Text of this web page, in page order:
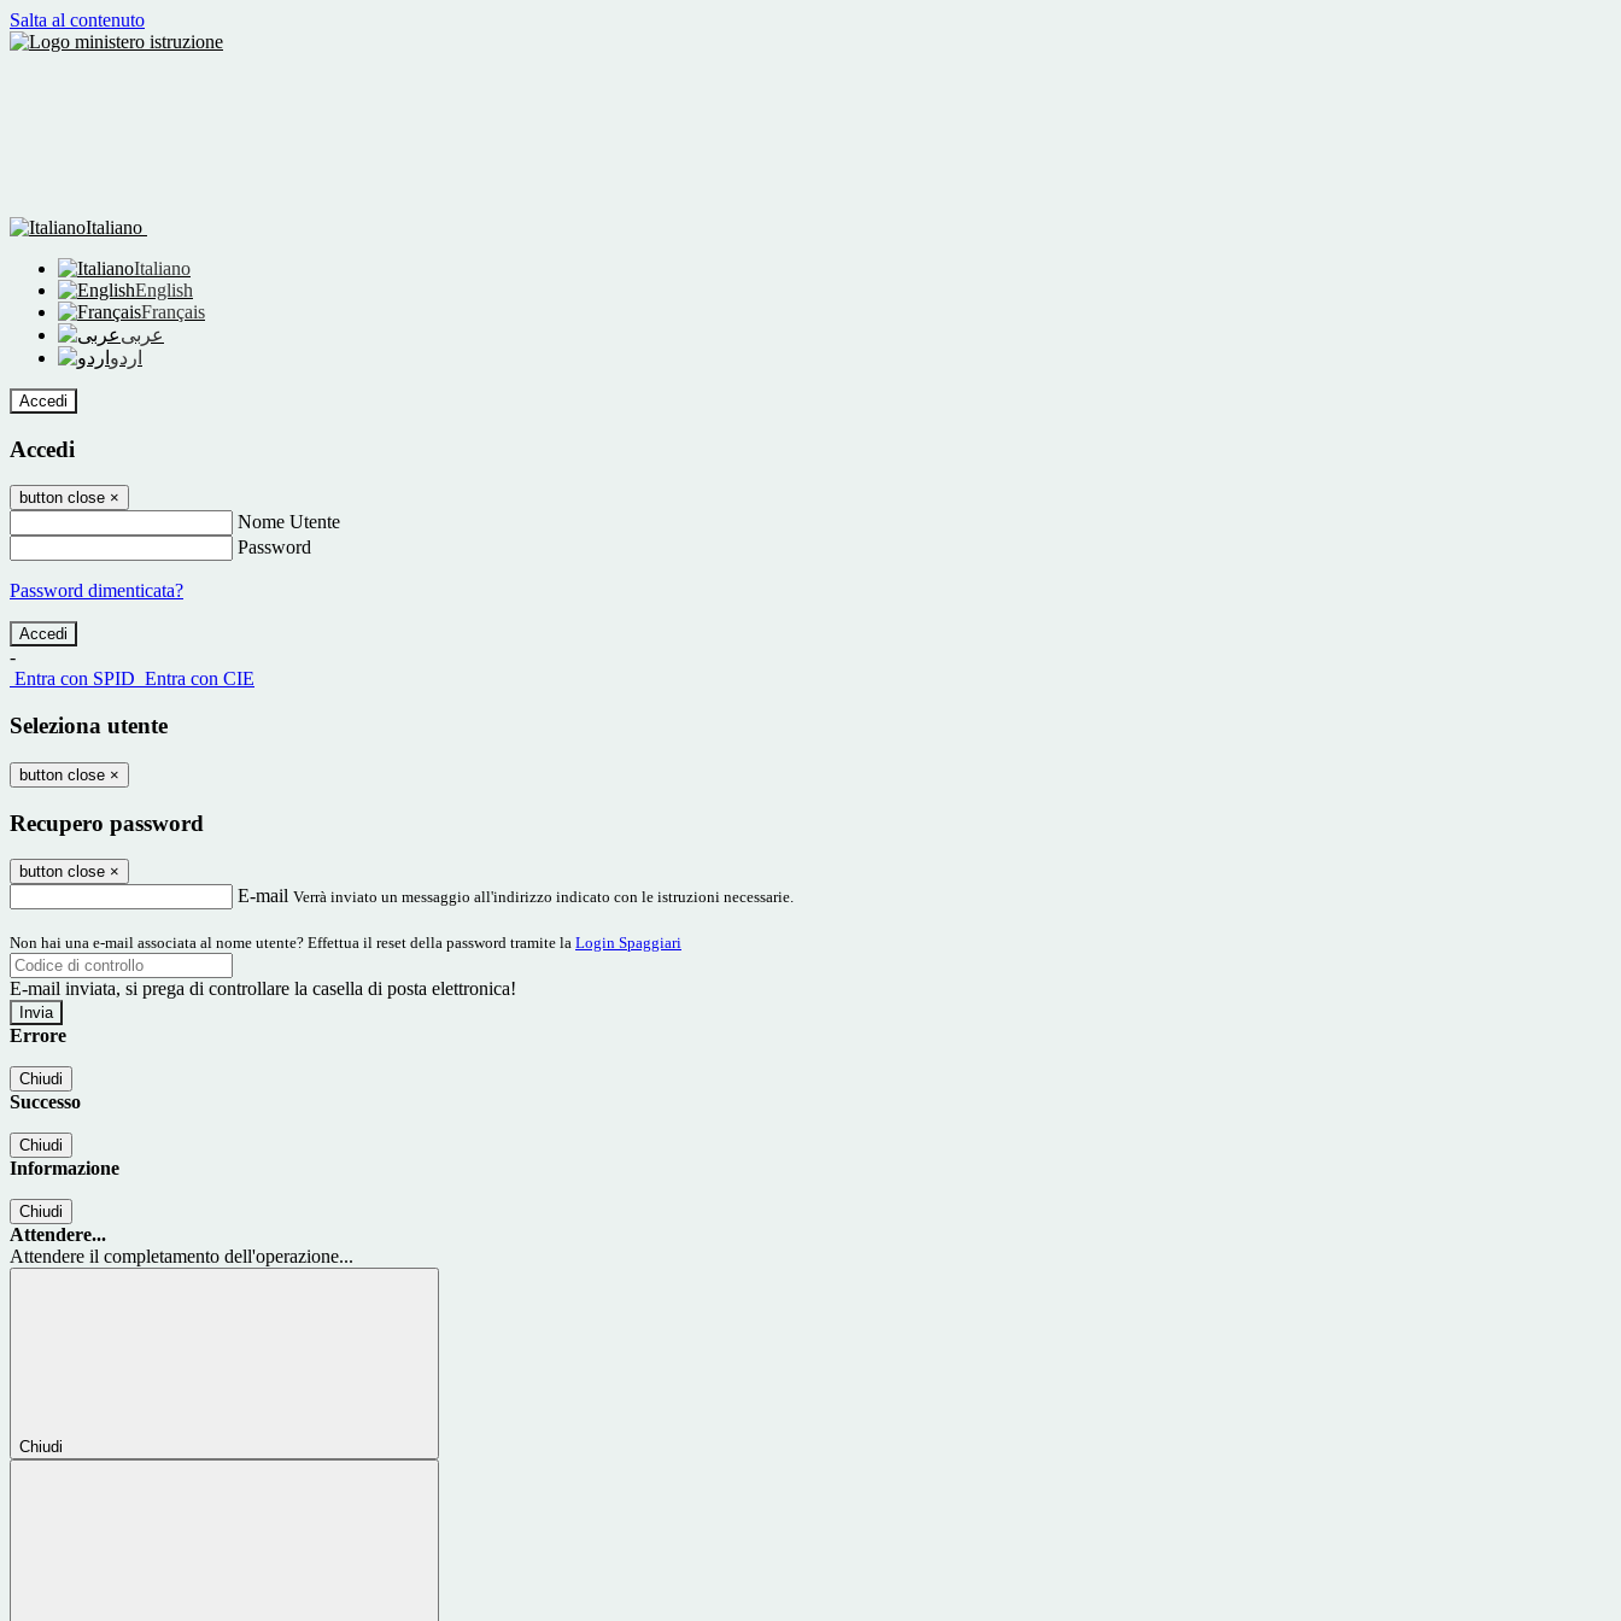
Salta al contenuto
Italiano
Italiano
English
Français
عربى
اردو
Accedi
Accedi
button close ×
Nome Utente
Password
Password dimenticata?
-
Entra con SPID Entra con CIE
Seleziona utente
button close ×
Recupero password
button close ×
E-mail Verrà inviato un messaggio all'indirizzo indicato con le istruzioni necessarie.
Non hai una e-mail associata al nome utente? Effettua il reset della password tramite la Login Spaggiari
E-mail inviata, si prega di controllare la casella di posta elettronica!
Errore
Chiudi
Successo
Chiudi
Informazione
Chiudi
Attendere...
Attendere il completamento dell'operazione...
Chiudi